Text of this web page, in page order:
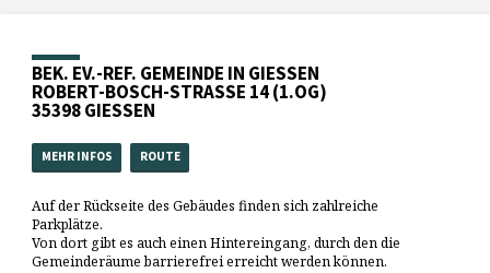
BEK. EV.-REF. GEMEINDE IN GIESSEN
ROBERT-BOSCH-STRASSE 14 (1.OG)
35398 GIESSEN
MEHR INFOS ROUTE
Auf der Rückseite des Gebäudes finden sich zahlreiche
Parkplätze.
Von dort gibt es auch einen Hintereingang, durch den die
Gemeinderäume barrierefrei erreicht werden können.